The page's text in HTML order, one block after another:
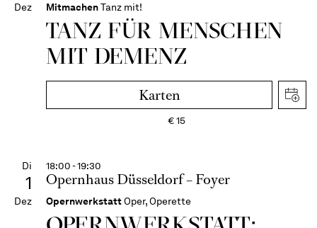
Dez MitmachenTanz mit!
TANZ FÜR MENSCHEN
MIT DEMENZ
Karten
€15
Di
1
Dez
18:00 - 19:30
Opernhaus Düsseldorf – Foyer
OpernwerkstattOper, Operette